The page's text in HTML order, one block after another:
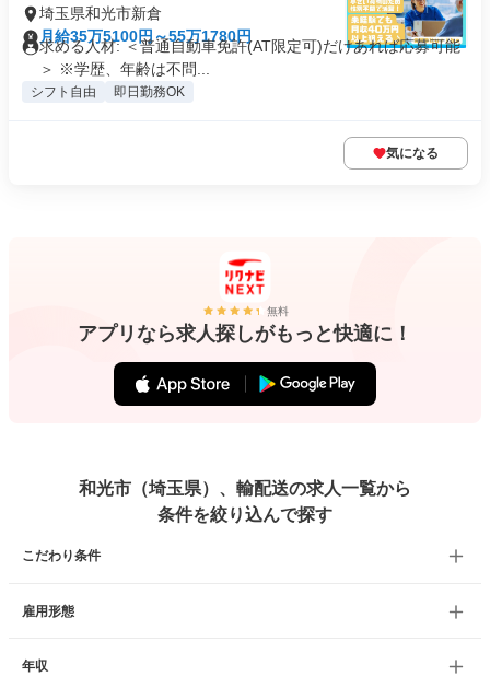
埼玉県和光市新倉
月給35万5100円～55万1780円
求める人材: ＜普通自動車免許(AT限定可)だけあれば応募可能
＞ ※学歴、年齢は不問...
シフト自由 即日勤務OK
気になる
無料
アプリなら求人探しがもっと快適に！
和光市（埼玉県）、輸配送の求人一覧から
条件を絞り込んで探す
こだわり条件
雇用形態
年収